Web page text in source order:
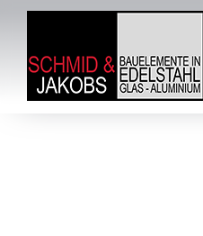
Zum
springen